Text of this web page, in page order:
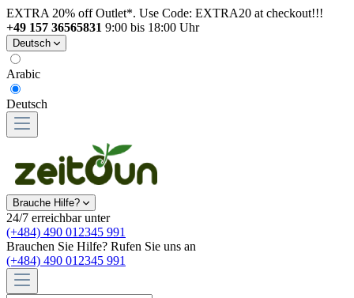
EXTRA 20% off Outlet*. Use Code: EXTRA20 at checkout!!!
+49 157 36565831 9:00 bis 18:00 Uhr
Deutsch
Arabic
Deutsch
Brauche Hilfe?
24/7 erreichbar unter
(+484) 490 012345 991
Brauchen Sie Hilfe? Rufen Sie uns an
(+484) 490 012345 991